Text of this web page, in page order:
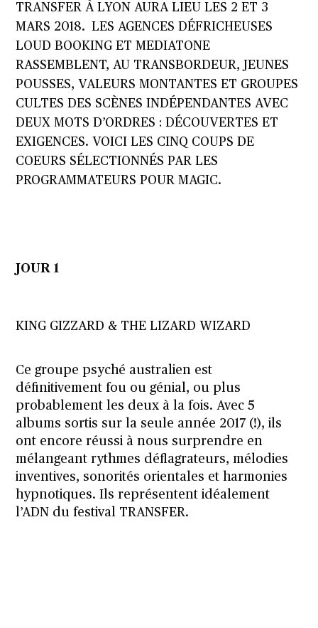
TRANSFER À LYON AURA LIEU LES 2 ET 3
MARS 2018. LES AGENCES DÉFRICHEUSES
LOUD BOOKING ET MEDIATONE
RASSEMBLENT, AU TRANSBORDEUR, JEUNES
POUSSES, VALEURS MONTANTES ET GROUPES
CULTES DES SCÈNES INDÉPENDANTES AVEC
DEUX MOTS D’ORDRES : DÉCOUVERTES ET
EXIGENCES. VOICI LES CINQ COUPS DE
COEURS SÉLECTIONNÉS PAR LES
PROGRAMMATEURS POUR MAGIC.
JOUR 1
KING GIZZARD & THE LIZARD WIZARD
Ce groupe psyché australien est
définitivement fou ou génial, ou plus
probablement les deux à la fois. Avec 5
albums sortis sur la seule année 2017 (!), ils
ont encore réussi à nous surprendre en
mélangeant rythmes déflagrateurs, mélodies
inventives, sonorités orientales et harmonies
hypnotiques. Ils représentent idéalement
l’ADN du festival TRANSFER.